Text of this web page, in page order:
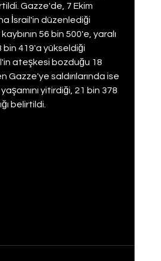
Gazze'de, 7 Ekim
İsrail'in düzenlediği
56 bin 500'e, yaralı
bin 419'a yükseldiği
ateşkesi bozduğu 18
saldırılarında ise
yitirdiği, 21 bin 378
belirtildi.